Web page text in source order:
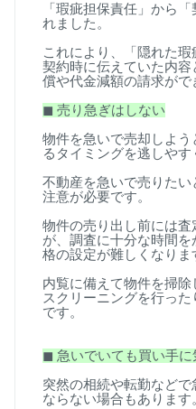
「瑕疵担保責任」から
れました。
これにより、「隠れた瑕
契約時に伝えていた内
償や代金減額の請求がで
◼ 売り急ぎはしない
物件を急いで売却しよう
るタイミングを逃しやす
不動産を急いで売りた
注意が必要です。
物件の売り出し前には
が、調査に十分な時間
格の設定が難しくなりま
内覧に備えて物件を掃
スクリーニングを行っ
です。
◼ 急いでいても買い手に
突然の相続や転勤など
ならない場合もあります